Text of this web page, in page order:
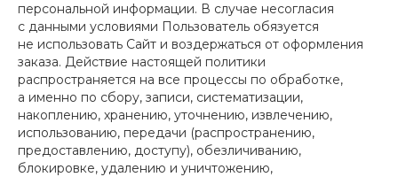
персональной информации. В случае несогласия
с данными условиями Пользователь обязуется
не использовать Сайт и воздержаться от оформления
заказа. Действие настоящей политики
распространяется на все процессы по обработке,
а именно по сбору, записи, систематизации,
накоплению, хранению, уточнению, извлечению,
использованию, передачи (распространению,
предоставлению, доступу), обезличиванию,
блокировке, удалению и уничтожению,